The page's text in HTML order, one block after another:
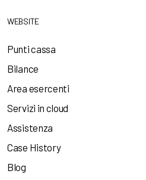
WEBSITE
Punti cassa
Bilance
Area esercenti
Servizi in cloud
Assistenza
Case History
Blog